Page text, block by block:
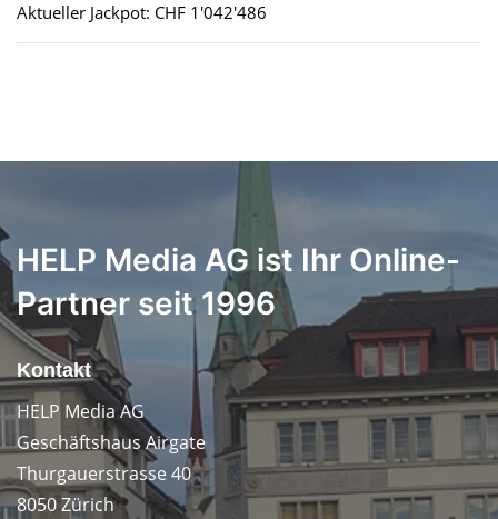
Aktueller Jackpot: CHF 1'042'486
HELP Media AG ist Ihr Online-
Partner seit 1996
Kontakt
HELP Media AG
Geschäftshaus Airgate
Thurgauerstrasse 40
8050 Zürich